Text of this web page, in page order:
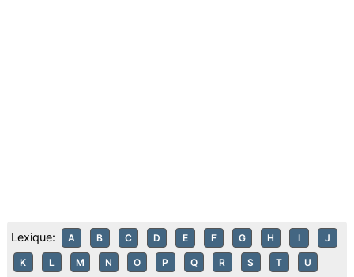
Lexique: A B C D E F G H I J
K L M N O P Q R S T U